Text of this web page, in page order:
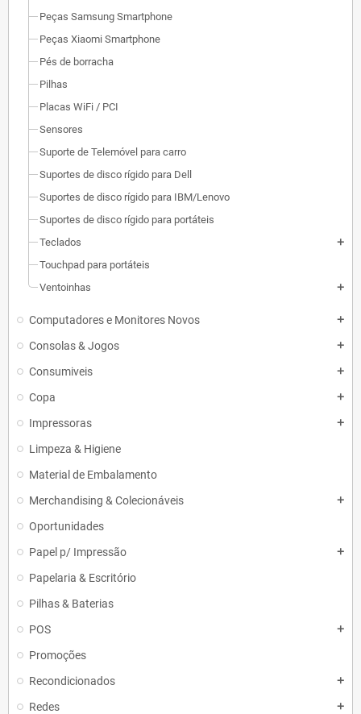
Peças Samsung Smartphone
Peças Xiaomi Smartphone
Pés de borracha
Pilhas
Placas WiFi / PCI
Sensores
Suporte de Telemóvel para carro
Suportes de disco rígido para Dell
Suportes de disco rígido para IBM/Lenovo
Suportes de disco rígido para portáteis
Teclados
add
Touchpad para portáteis
Ventoinhas
add
Computadores e Monitores Novos add
Consolas & Jogos add
Consumiveis add
Copa add
Impressoras add
Limpeza & Higiene
Material de Embalamento
Merchandising & Colecionáveis
add
Oportunidades
Papel p/ Impressão
add
Papelaria & Escritório
Pilhas & Baterias
POS
add
Promoções
Recondicionados
add
Redes add